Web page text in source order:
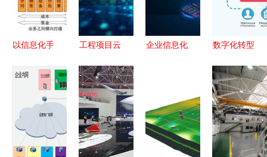
以信息化手
企业管理创
新 应对不
确定因素的
工程实践
工程项目云
赋能企业信
息化工程新
变革
企业信息化
库 构建与
价值
数字化转型
程资料管理
信息化实现
路径与策略